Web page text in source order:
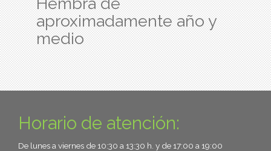
aproximadamente año y
medio
Horario de atención:
De lunes a viernes de 10:30 a 13:30 h. y de 17:00 a 19:00